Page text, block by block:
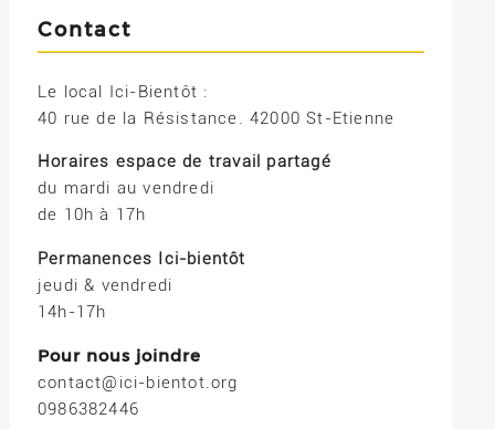
Contact
Le local Ici-Bientôt :
40 rue de la Résistance. 42000 St-Etienne
Horaires espace de travail partagé
du mardi au vendredi
de 10h à 17h
Permanences Ici-bientôt
jeudi & vendredi
14h-17h
Pour nous joindre
contact@ici-bientot.org
0986382446